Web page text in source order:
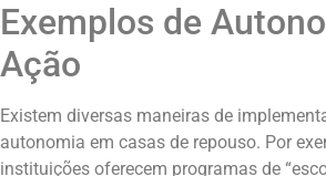
Exemplos de
Ação
Existem diversas maneiras de
autonomia em casas de repouso. Por
instituições oferecem programas de